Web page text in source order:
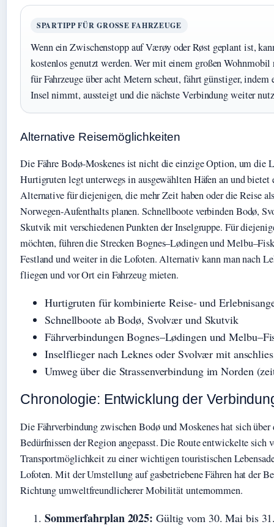
SPARTIPP FÜR GROSSE FAHRZEUGE
Wenn ein Zwischenstopp auf Værøy oder Røst geplant ist,
kostenlos genutzt werden. Wer mit einem großen Wohnmobil
für Fahrzeuge über acht Metern scheut, fährt günstiger, indem
Insel nimmt, aussteigt und die nächste Verbindung weiter
Alternative Reisemöglichkeiten
Die Fähre Bodø-Moskenes ist nicht die einzige Option, um die
Hurtigruten legt unterwegs in ausgewählten Häfen an und bietet
Alternative für diejenigen, die mehr Zeit haben oder die Reise
Norwegen-Aufenthalts planen. Schnellboote verbinden Bodø,
Skutvik mit verschiedenen Punkten der Inselgruppe. Für
möchten, führen die Strecken Bognes–Lødingen und
Festland und weiter in die Lofoten. Alternativ kann man nach
fliegen und vor Ort ein Fahrzeug mieten.
Hurtigruten für kombinierte Reise- und
Schnellboote ab Bodø, Svolvær und Skutvik
Fährverbindungen Bognes–Lødingen und
Inselflieger nach Leknes oder Svolvær mit
Umweg über die Strassenverbindung im Norden
Chronologie: Entwicklung der
Die Fährverbindung zwischen Bodø und Moskenes hat sich über
Bedürfnissen der Region angepasst. Die Route entwickelte sich
Transportmöglichkeit zu einer wichtigen touristischen
Lofoten. Mit der Umstellung auf gasbetriebene Fähren hat der
Richtung umweltfreundlicherer Mobilität unternommen.
Sommerfahrplan 2025: Gültig vom 30. Mai bis